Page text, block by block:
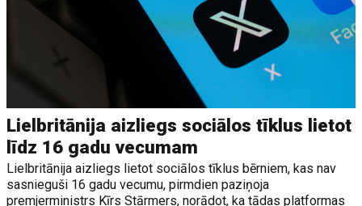
Lielbritānija aizliegs sociālos tīklus lietot
līdz 16 gadu vecumam
Lielbritānija aizliegs lietot sociālos tīklus bērniem, kas nav
sasnieguši 16 gadu vecumu, pirmdien paziņoja
premjerministrs Kīrs Stārmers, norādot, ka tādas platformas